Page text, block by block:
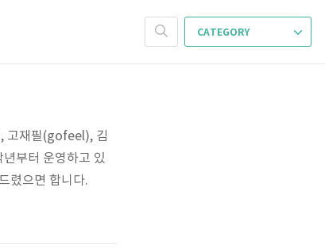
CATEGORY
고재필(gofeel), 김
부터 운영하고 있
렸으면 합니다.